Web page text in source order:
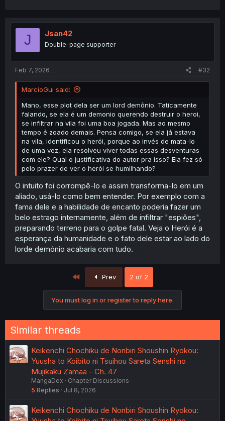
J Jsan42
Double-page supporter
Feb 7, 2026 #32
MarcioGui said:
Mano, esse plot dela ser um lord demônio. Taticamente
falando, se ela é um demonio querendo destruir o heroi,
se infiltrar na vila foi uma boa jogada. Mas ao mesmo
tempo é zoado demais. Pensa comigo, se ela já estava
na vila, identificou o herói, porque ao invés de mata-lo
de uma vez, ela resolveu viver todas essas desventuras
com ele? Qual o justificativa do autor pra isso? Ela fez só
pelo prazer de ver o herói se humilhando?
O intuito foi corrompê-lo e assim transforma-lo em um
aliado, usá-lo como bem entender. Por exemplo com a
fama dele e a habilidade de encanto poderia fazer um
belo estrago internamente, além de infiltrar "espiões",
preparando terreno para o golpe fatal. Veja o Herói é a
esperança da humanidade e o fato dele estar ao lado do
lorde demónio acabaria com tudo.
Prev 2 of 2
You must log in or register to reply here.
Similar threads
Keikenchi Chochiku de Nonbiri Shoushin Ryokou:
Yuusha to Koibito ni Tsuihou Sareta Senshi no
Mujikaku Zamaa - Ch. 47
MangaDex
Chapter Discussions
5 Replies Jul 8, 2026
Keikenchi Chochiku de Nonbiri Shoushin Ryokou: